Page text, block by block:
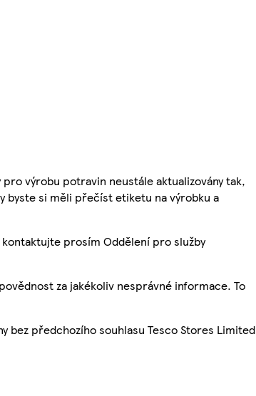
výrobu potravin neustále aktualizovány tak,
byste si měli přečíst etiketu na výrobku a
prosím Oddělení pro služby
za jakékoliv nesprávné informace. To
bez předchozího souhlasu Tesco Stores Limited